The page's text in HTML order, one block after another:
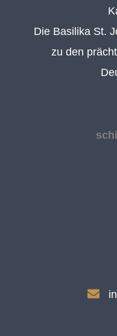
Die Basilika St.
zu den